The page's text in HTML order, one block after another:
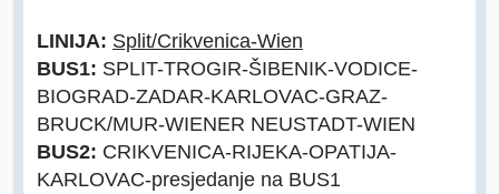
LINIJA: Split/Crikvenica-Wien
BUS1: SPLIT-TROGIR-ŠIBENIK-VODICE-
BIOGRAD-ZADAR-KARLOVAC-GRAZ-
BRUCK/MUR-WIENER NEUSTADT-WIEN
BUS2: CRIKVENICA-RIJEKA-OPATIJA-
KARLOVAC-presjedanje na BUS1